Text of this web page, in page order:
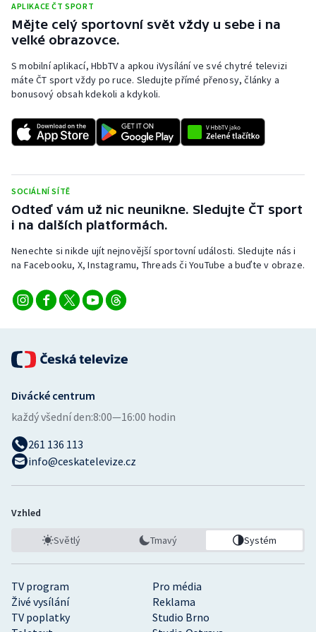
APLIKACE ČT SPORT
Mějte celý sportovní svět vždy u sebe i na
velké obrazovce.
S mobilní aplikací, HbbTV a apkou iVysílání ve své chytré televizi
máte ČT sport vždy po ruce. Sledujte přímé přenosy, články a
bonusový obsah kdekoli a kdykoli.
SOCIÁLNÍ SÍTĚ
Odteď vám už nic neunikne. Sledujte ČT sport
i na dalších platformách.
Nenechte si nikde ujít nejnovější sportovní události. Sledujte nás i
na Facebooku, X, Instagramu, Threads či YouTube a buďte v obraze.
TV program
Pro média
Živé vysílání
Reklama
TV poplatky
Studio Brno
Divácké centrum
každý všední den:8:00—16:00 hodin
261 136 113
info@ceskatelevize.cz
Vzhled
Světlý Tmavý Systém